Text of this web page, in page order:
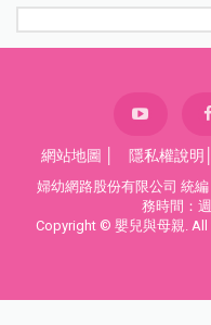
網站地圖 隱私權說明
婦幼網路股份有限公司 統
務時間：
Copyright © 嬰兒與母親.